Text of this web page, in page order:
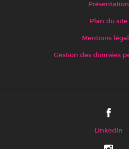
Présentation
Plan du site
Mentions
Gestion des données
LinkedIn